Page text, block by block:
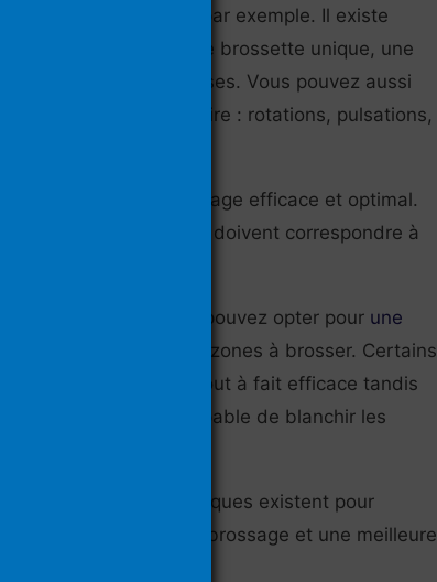
modes de brossage par exemple. Il existe
présentent une brossette unique, une
par les autres brosses. Vous pouvez aussi
la plaque dentaire : rotations, pulsations,
pour offrir un nettoyage efficace et optimal.
mais celles-ci doivent correspondre à
Par exemple, vous pouvez opter pour une
l’ensemble des zones à brosser. Certains
pour un brossage tout à fait efficace tandis
ou encore une tête capable de blanchir les
brosse à dents électriques existent pour
garantit un bon brossage et une meilleure